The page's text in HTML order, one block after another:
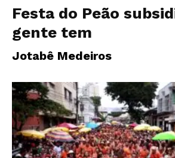
Festa do Peão
gente tem
Jotabê Medeiros